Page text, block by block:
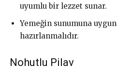
uyumlu bir lezzet sunar.
Yemeğin sunumuna
hazırlanmalıdır.
Nohutlu Pilav